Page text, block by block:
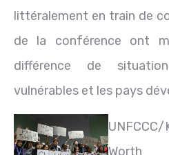
littéralement en train de
de la conférence ont
différence de
vulnérables et les pays
UNFCCC/
Worth